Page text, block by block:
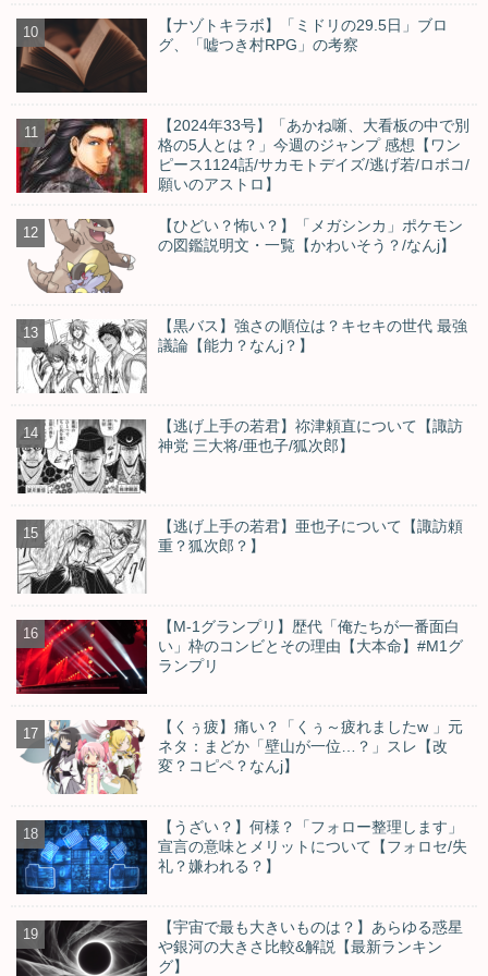
【ナゾトキラボ】「ミドリの29.5日」ブロ
グ、「嘘つき村RPG」の考察
【2024年33号】「あかね噺、大看板の中で別
格の5人とは？」今週のジャンプ 感想【ワン
ピース1124話/サカモトデイズ/逃げ若/ロボコ/
願いのアストロ】
【ひどい？怖い？】「メガシンカ」ポケモン
の図鑑説明文・一覧【かわいそう？/なんj】
【黒バス】強さの順位は？キセキの世代 最強
議論【能力？なんj？】
【逃げ上手の若君】祢津頼直について【諏訪
神党 三大将/亜也子/狐次郎】
【逃げ上手の若君】亜也子について【諏訪頼
重？狐次郎？】
【M-1グランプリ】歴代「俺たちが一番面白
い」枠のコンビとその理由【大本命】#M1グ
ランプリ
【くぅ疲】痛い？「くぅ～疲れましたw 」元
ネタ：まどか「壁山が一位…？」スレ【改
変？コピペ？なんj】
【うざい？】何様？「フォロー整理します」
宣言の意味とメリットについて【フォロセ/失
礼？嫌われる？】
【宇宙で最も大きいものは？】あらゆる惑星
や銀河の大きさ比較&解説【最新ランキン
グ】